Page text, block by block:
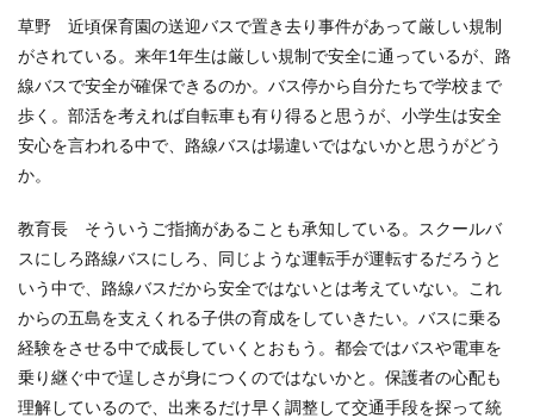
草野 近頃保育園の送迎バスで置き去り事件があって厳しい規制
がされている。来年1年生は厳しい規制で安全に通っているが、路
線バスで安全が確保できるのか。バス停から自分たちで学校まで
歩く。部活を考えれば自転車も有り得ると思うが、小学生は安全
安心を言われる中で、路線バスは場違いではないかと思うがどう
か。
教育長 そういうご指摘があることも承知している。スクールバ
スにしろ路線バスにしろ、同じような運転手が運転するだろうと
いう中で、路線バスだから安全ではないとは考えていない。これ
からの五島を支えくれる子供の育成をしていきたい。バスに乗る
経験をさせる中で成長していくとおもう。都会ではバスや電車を
乗り継ぐ中で逞しさが身につくのではないかと。保護者の心配も
理解しているので、出来るだけ早く調整して交通手段を探って統